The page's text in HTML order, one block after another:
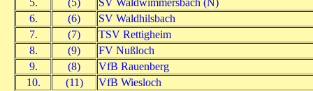
5.
(5)
SV Waldwimmersbach (N)
6.
(6)
SV Waldhilsbach
7.
(7)
TSV Rettigheim
8.
(9)
FV Nußloch
9.
(8)
VfB Rauenberg
10.
(11)
VfB Wiesloch